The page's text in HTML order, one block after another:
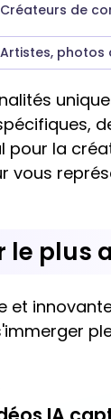
Créateurs de
Artistes, photos
pour la
vous
le plus
et